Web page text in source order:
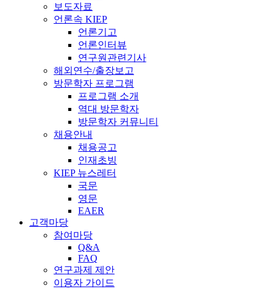
보도자료
언론속 KIEP
언론기고
언론인터뷰
연구원관련기사
해외연수/출장보고
방문학자 프로그램
프로그램 소개
역대 방문학자
방문학자 커뮤니티
채용안내
채용공고
인재초빙
KIEP 뉴스레터
국문
영문
EAER
고객마당
참여마당
Q&A
FAQ
연구과제 제안
이용자 가이드